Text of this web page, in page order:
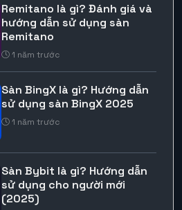
Remitano là gì? Đánh giá và
hướng dẫn sử dụng sàn
Remitano
1 năm trước
Sàn BingX là gì? Hướng dẫn
sử dụng sàn BingX 2025
1 năm trước
Sàn Bybit là gì? Hướng dẫn
sử dụng cho người mới
(2025)